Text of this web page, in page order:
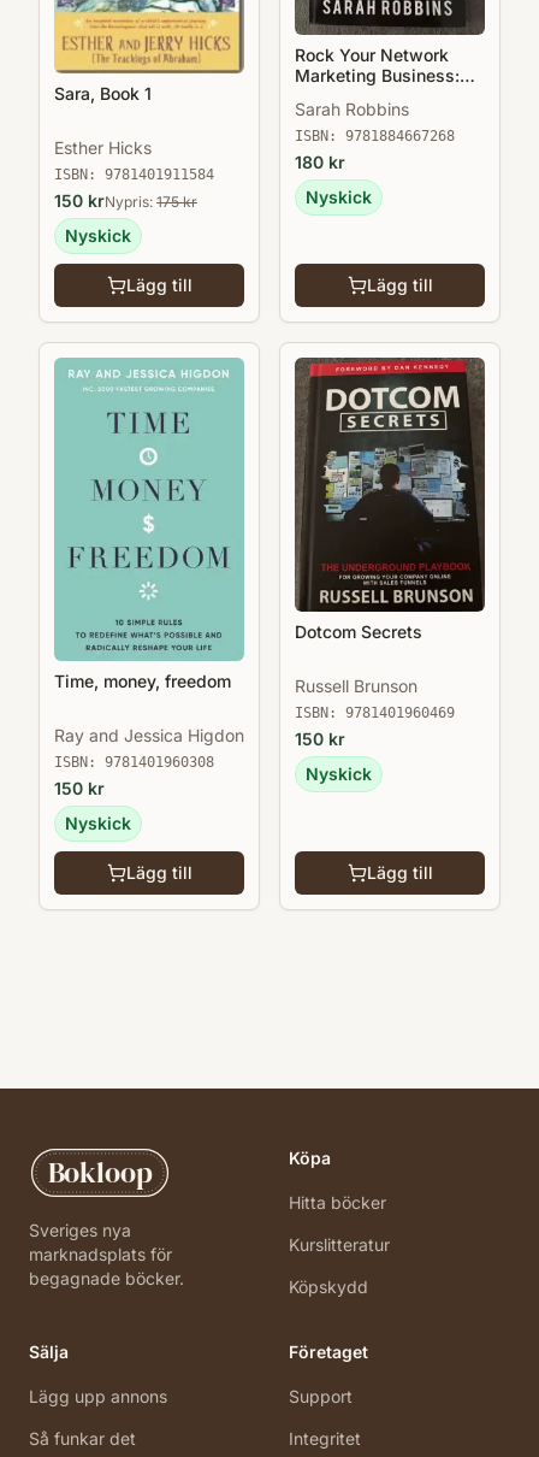
Sara, Book 1
Esther Hicks
ISBN: 9781401911584
150 krNypris: 175kr
Nyskick
Lägg till
Rock Your Network
Marketing Business:
Network Marketing
Rock Star
Sarah Robbins
ISBN: 9781884667268
180 kr
Nyskick
Lägg till
Time, money, freedom
Ray and Jessica Higdon
ISBN: 9781401960308
150 kr
Nyskick
Lägg till
Dotcom Secrets
Russell Brunson
ISBN: 9781401960469
150 kr
Nyskick
Lägg till
Bokloop
Sveriges nya
marknadsplats för
begagnade böcker.
Köpa
Hitta böcker
Kurslitteratur
Köpskydd
Sälja
Lägg upp annons
Så funkar det
Företaget
Support
Integritet